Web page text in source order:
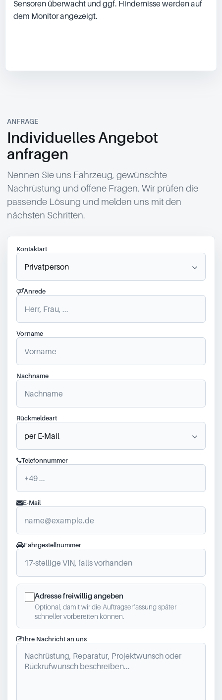
Sensoren überwacht und ggf. Hindernisse werden auf
dem Monitor angezeigt.
ANFRAGE
Individuelles Angebot
anfragen
Nennen Sie uns Fahrzeug, gewünschte
Nachrüstung und offene Fragen. Wir prüfen die
passende Lösung und melden uns mit den
nächsten Schritten.
Kontaktart
Anrede
Vorname
Nachname
Rückmeldeart
Telefonnummer
E-Mail
Fahrgestellnummer
Adresse freiwillig angeben
Optional, damit wir die Auftragserfassung später
schneller vorbereiten können.
Ihre Nachricht an uns